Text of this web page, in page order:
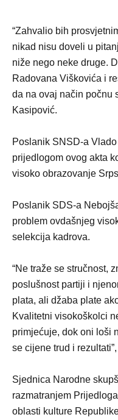
“Zahvalio bih
nikad nisu doveli u
niže nego neke druge.
Radovana Viškovića i
da na ovaj način počnu
Kasipović.
Poslanik SNSD-a
prijedlogom ovog akta
visoko obrazovanje
Poslanik SDS-a
problem ovdašnjeg
selekcija kadrova.
“Ne traže se stručnost,
poslušnost partiji i
plata, ali džaba plate
Kvalitetni visokoškolci
primjećuje, dok oni loši
se cijene trud i
Sjednica Narodne
razmatranjem
oblasti kulture